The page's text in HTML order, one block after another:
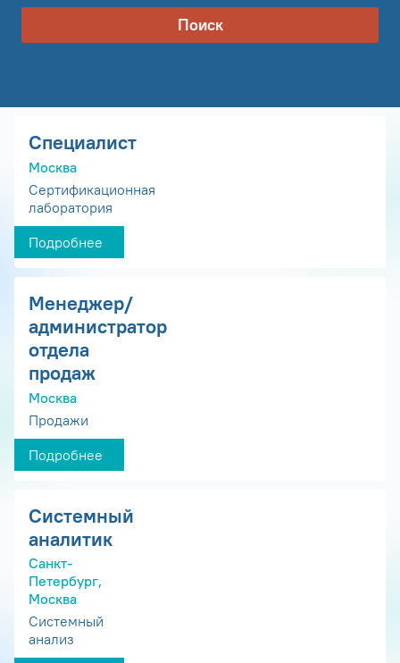
Поиск
Специалист
Москва
Сертификационная
лаборатория
Подробнее
Менеджер/
администратор
отдела
продаж
Москва
Продажи
Подробнее
Системный
аналитик
Санкт-
Петербург,
Москва
Системный
анализ